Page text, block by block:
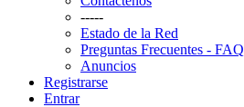
-----
Estado de la Red
Preguntas Frecuentes - FAQ
Anuncios
Registrarse
Entrar